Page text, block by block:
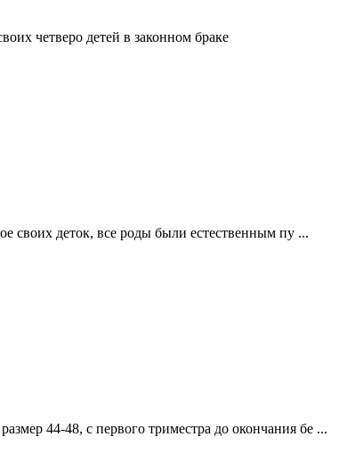
четверо детей в законном браке
своих деток, все роды были естественным пу ...
44-48, с первого триместра до окончания бе ...